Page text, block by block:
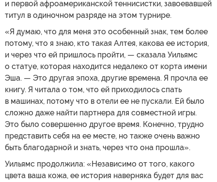
и первой афроамериканской теннисистки, завоевавшей
титул в одиночном разряде на этом турнире.
«Я думаю, что для меня это особенный знак, тем более
потому, что я знаю, кто такая Алтея, какова ее история,
и через что ей пришлось пройти, — сказала Уильямс
о статуе, которая находится недалеко от корта имени
Эша. — Это другая эпоха, другие времена. Я прочла ее
книгу. Я читала о том, что ей приходилось спать
в машинах, потому что в отели ее не пускали. Ей было
сложно даже найти партнера для совместной игры.
Это было совершенно другое время. Конечно, трудно
представить себя на ее месте, но также очень важно
быть благодарной и знать, через что она прошла».
Уильямс продолжила: «Независимо от того, какого
цвета ваша кожа, ее история наверняка будет для вас